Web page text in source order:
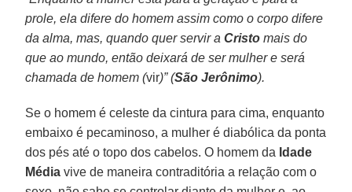
prole, ela difere do homem assim como o corpo difere
da alma, mas, quando quer servir aCristo mais do
que ao mundo, então deixará de ser mulher e será
chamada de homem (vir)” (São Jerônimo).
Se o homem é celeste da cintura para cima, enquanto
embaixo é pecaminoso, a mulher é diabólica da ponta
dos pés até o topo dos cabelos. O homem da Idade
Média vive de maneira contraditória a relação com o